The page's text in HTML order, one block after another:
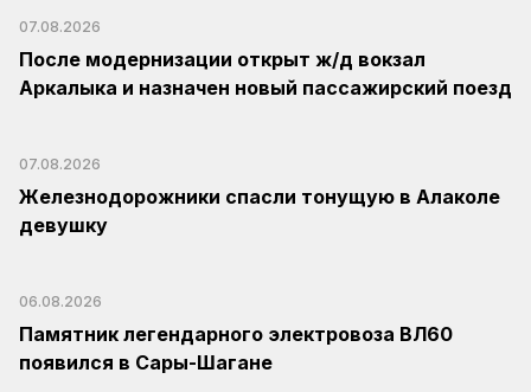
07.08.2026
После модернизации открыт ж/д вокзал
Аркалыка и назначен новый пассажирский поезд
07.08.2026
Железнодорожники спасли тонущую в Алаколе
девушку
06.08.2026
Памятник легендарного электровоза ВЛ60
появился в Сары-Шагане